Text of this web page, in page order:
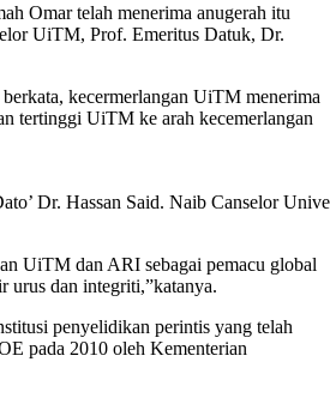
Omar telah menerima anugerah itu
UiTM, Prof. Emeritus Datuk, Dr.
kecermerlangan UiTM menerima
tertinggi UiTM ke arah kecemerlangan
Dr. Hassan Said. Naib Canselor
UiTM dan ARI sebagai pemacu global
urus dan integriti,”katanya.
penyelidikan perintis yang telah
pada 2010 oleh Kementerian